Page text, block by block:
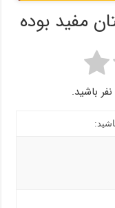
مفید بوده
باشید.